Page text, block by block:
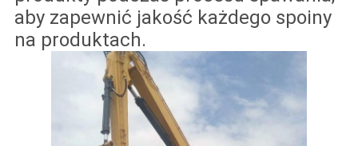
aby zapewnić jakość każdego spoiny
na produktach.